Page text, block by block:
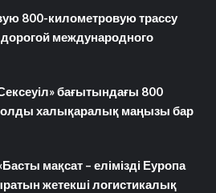
800-километровую трассу
международного
бағытындағы 800
халықаралық маңызы бар
мақсат – елімізді Еуропа
жетекші логистикалық